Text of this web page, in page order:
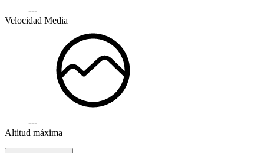
---
Velocidad Media
---
Altitud máxima